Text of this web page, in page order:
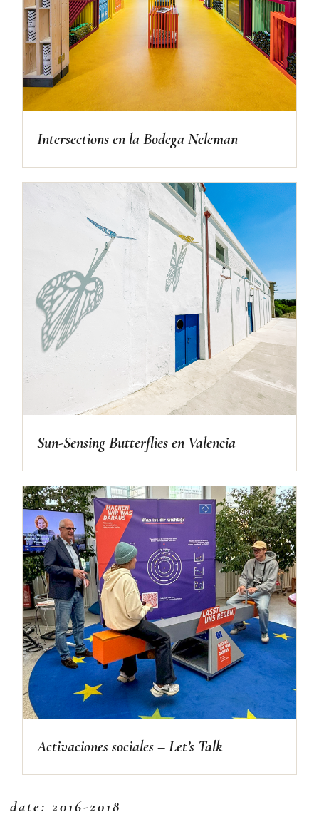
Intersections en la Bodega Neleman
Sun-Sensing Butterflies en Valencia
Activaciones sociales – Let’s Talk
date: 2016-2018